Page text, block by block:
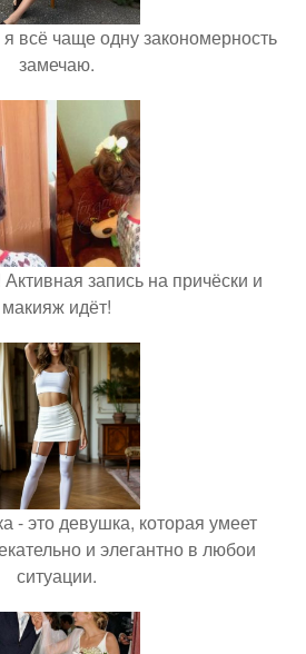
всё чаще одну закономерность
замечаю.
запись на причёски и
макияж идёт!
- это девушка, которая умеет
и элегантно в любои
ситуации.